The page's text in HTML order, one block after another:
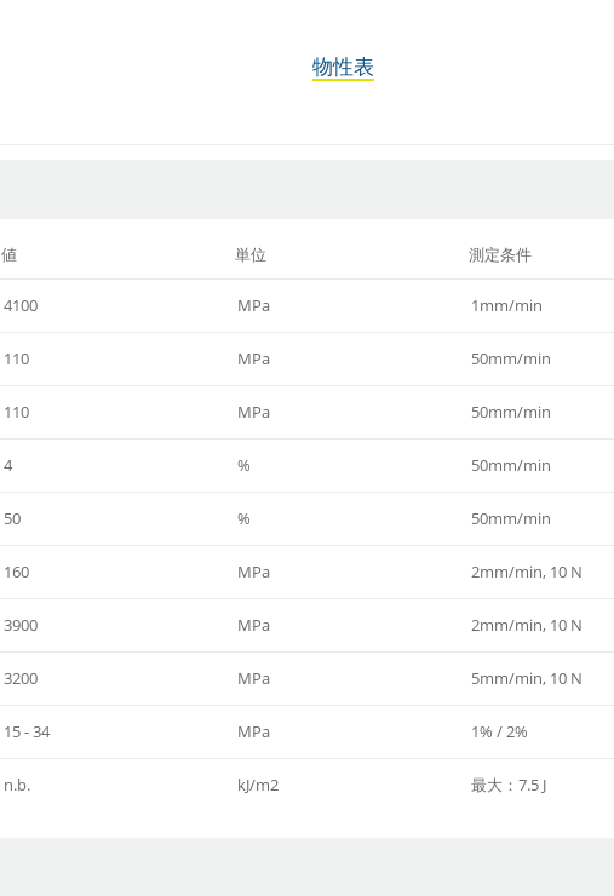
物性表
値 単位 測定条件
4100 MPa 1mm/min
110 MPa 50mm/min
110 MPa 50mm/min
4 % 50mm/min
50 % 50mm/min
160 MPa 2mm/min, 10 N
3900 MPa 2mm/min, 10 N
3200 MPa 5mm/min, 10 N
15 - 34 MPa 1% / 2%
n.b. kJ/m2 最大：7.5 J